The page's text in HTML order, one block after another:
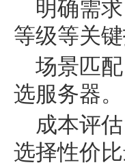
明确需
等级等关键
场景匹
选服务器。
成本评
选择性价比